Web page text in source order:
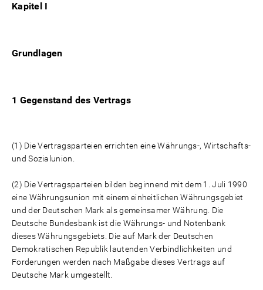
Kapitel I
Grundlagen
1 Gegenstand des Vertrags
(1) Die Vertragsparteien errichten eine Währungs-, Wirtschafts-
und Sozialunion.
(2) Die Vertragsparteien bilden beginnend mit dem 1. Juli 1990
eine Währungsunion mit einem einheitlichen Währungsgebiet
und der Deutschen Mark als gemeinsamer Währung. Die
Deutsche Bundesbank ist die Währungs- und Notenbank
dieses Währungsgebiets. Die auf Mark der Deutschen
Demokratischen Republik lautenden Verbindlichkeiten und
Forderungen werden nach Maßgabe dieses Vertrags auf
Deutsche Mark umgestellt.